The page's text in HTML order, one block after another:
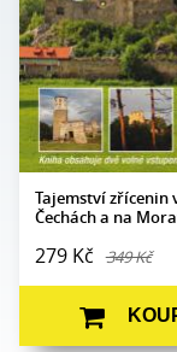
Tajemství zřícenin
Čechách a na
279 Kč 349 Kč
Vazba:
V8a
Obrazová
část:
Barevné
Datum
vydání:
27. 10.